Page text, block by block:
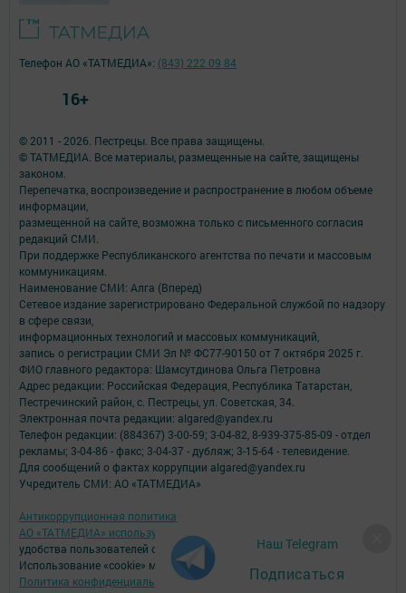
Наш Telegram
Подписаться
© 2011 - 2026. Пестрецы. Все права защищены.
© ТАТМЕДИА. Все материалы, размещенные на сайте, защищены
законом.
Перепечатка, воспроизведение и распространение в любом объеме
информации,
размещенной на сайте, возможна только с письменного согласия
редакций СМИ.
При поддержке Республиканского агентства по печати и массовым
коммуникациям.
Наименование СМИ: Алга (Вперед)
Сетевое издание зарегистрировано Федеральной службой по надзору
в сфере связи,
информационных технологий и массовых коммуникаций,
запись о регистрации СМИ Эл № ФС77-90150 от 7 октября 2025 г.
ФИО главного редактора: Шамсутдинова Ольга Петровна
Адрес редакции: Российская Федерация, Республика Татарстан,
Пестречинский район, с. Пестрецы, ул. Советская, 34.
Электронная почта редакции: algared@yandex.ru
Телефон редакции: (884367) 3-00-59; 3-04-82, 8-939-375-85-09 - отдел
рекламы; 3-04-86 - факс; 3-04-37 - дубляж; 3-15-64 - телевидение.
Для сообщений о фактах коррупции algared@yandex.ru
Учредитель СМИ: АО «ТАТМЕДИА»
Антикоррупционная политика
АО «ТАТМЕДИА» использует «cookie»
удобства пользователей сайтом.
Использование «cookie» можно отменить в настройках браузера.
Политика конфиденциальности
Телефон АО «ТАТМЕДИА»: (843) 222 09 84
16+